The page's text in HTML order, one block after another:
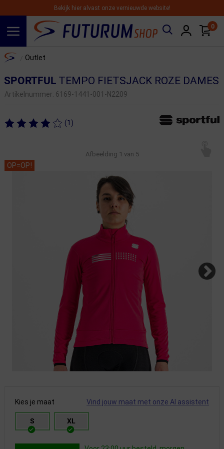
Bekijk hier alvast onze vernieuwde website!
0
Home Outlet
SPORTFULTEMPO FIETSJACK ROZE DAMES
Artikelnummer: 6169-1441-001-N2209
(1)
Afbeelding 1 van 5
OP=OP!
Kies je maat Vind jouw maat met onze AI assistent
S XL